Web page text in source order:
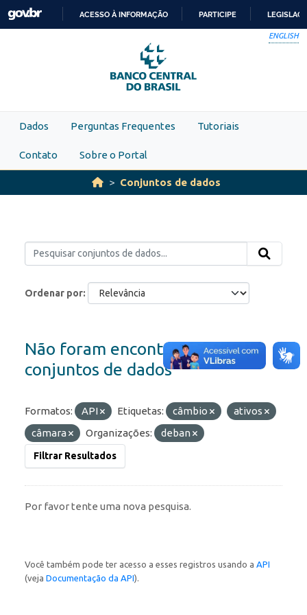
Skip to main content
PARA
O
CONTEÚDO
ACESSO À INFORMAÇÃO PARTICIPE
ENGLISH
Dados Perguntas Frequentes Tutoriais
Contato Sobre o Portal
Conjuntos de dados
Ordenar por
Não foram encontrados
conjuntos de dados
Formatos: API Etiquetas: câmbio
ativos
câmara
Organizações: deban
Filtrar Resultados
Por favor tente uma nova pesquisa.
Você também pode ter acesso a esses registros usando a API
(veja Documentação da API).